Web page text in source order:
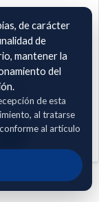
y servicios,
de carácter
de
mantener la
del
de esta
al tratarse
al artículo